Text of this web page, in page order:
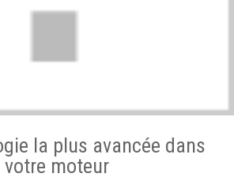
la plus avancée dans
votre moteur